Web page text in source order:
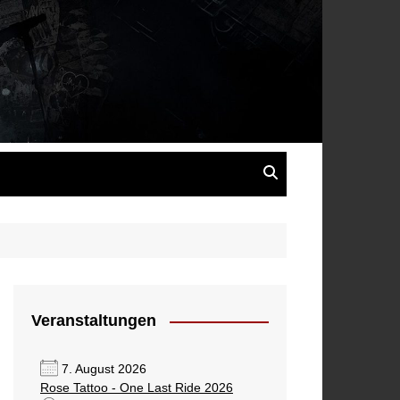
Veranstaltungen
7. August 2026
Rose Tattoo - One Last Ride 2026